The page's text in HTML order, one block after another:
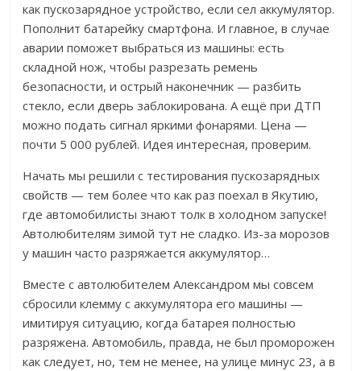
как пускозарядное устройство, если сел аккумулятор.
Пополнит батарейку смартфона. И главное, в случае
аварии поможет выбраться из машины: есть
складной нож, чтобы разрезать ремень
безопасности, и острый наконечник — разбить
стекло, если дверь заблокирована. А ещё при ДТП
можно подать сигнал яркими фонарями. Цена —
почти 5 000 рублей. Идея интересная, проверим.
Начать мы решили с тестирования пускозарядных
свойств — тем более что как раз поехал в Якутию,
где автомобилисты знают толк в холодном запуске!
Автолюбителям зимой тут не сладко. Из-за морозов
у машин часто разряжается аккумулятор…
Вместе с автолюбителем Александром мы совсем
сбросили клемму с аккумулятора его машины —
имитируя ситуацию, когда батарея полностью
разряжена. Автомобиль, правда, не был проморожен
как следует, но, тем не менее, на улице минус 23, а в